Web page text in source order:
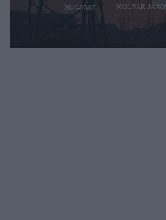
2026-07-07 MOLNÁR